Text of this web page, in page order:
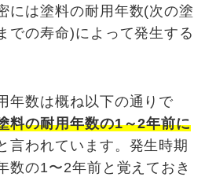
には塗料の耐用年数(次の塗
での寿命)によって発生する
年数は概ね以下の通りで
料の耐用年数の1～2年前に
言われています。発生時期
数の1〜2年前と覚えておき